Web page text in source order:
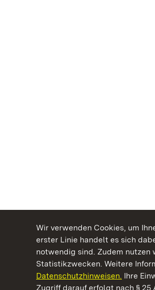
Wir verwenden Cookies, um
erster Linie handelt es sich
notwendig sind. Zudem nutzen
Statistikzwecken. Weitere
Datenschutzhinweisen. Ihre
Zugriff darauf erfolgt nach § 25
Kommen. Staunen.